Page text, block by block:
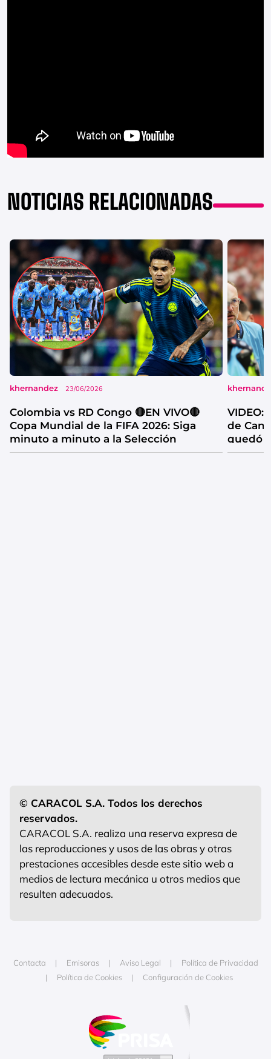
NOTICIAS RELACIONADAS
khernandez 23/06/2026
Colombia vs RD Congo 🔴EN VIVO🔴
Copa Mundial de la FIFA 2026: Siga
minuto a minuto a la Selección
VIDEO:
de
quedó
© CARACOL S.A. Todos los derechos
reservados.
CARACOL S.A. realiza una reserva expresa de
las reproducciones y usos de las obras y otras
prestaciones accesibles desde este sitio web a
medios de lectura mecánica u otros medios que
resulten adecuados.
Contacta Emisoras Aviso Legal
Política de Privacidad
Política de Cookies
Configuración de Cookies